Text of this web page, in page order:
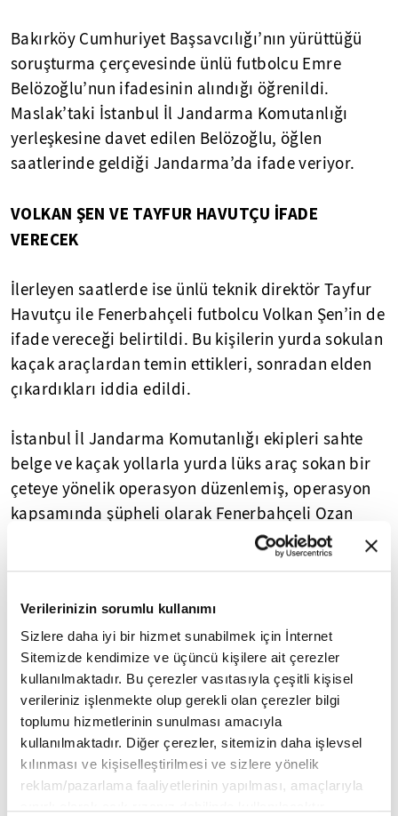
Verilerinizin sorumlu kullanımı
Sizlere daha iyi bir hizmet sunabilmek için İnternet
Sitemizde kendimize ve üçüncü kişilere ait çerezler
kullanılmaktadır. Bu çerezler vasıtasıyla çeşitli kişisel
verileriniz işlenmekte olup gerekli olan çerezler bilgi
toplumu hizmetlerinin sunulması amacıyla
kullanılmaktadır. Diğer çerezler, sitemizin daha işlevsel
kılınması ve kişiselleştirilmesi ve sizlere yönelik
reklam/pazarlama faaliyetlerinin yapılması, amaçlarıyla
Bakırköy Cumhuriyet Başsavcılığı’nın yürüttüğü
soruşturma çerçevesinde ünlü futbolcu Emre
Belözoğlu’nun ifadesinin alındığı öğrenildi.
Maslak’taki İstanbul İl Jandarma Komutanlığı
yerleşkesine davet edilen Belözoğlu, öğlen
saatlerinde geldiği Jandarma’da ifade veriyor.
VOLKAN ŞEN VE TAYFUR HAVUTÇU İFADE
VERECEK
İlerleyen saatlerde ise ünlü teknik direktör Tayfur
Havutçu ile Fenerbahçeli futbolcu Volkan Şen’in de
ifade vereceği belirtildi. Bu kişilerin yurda sokulan
kaçak araçlardan temin ettikleri, sonradan elden
çıkardıkları iddia edildi.
İstanbul İl Jandarma Komutanlığı ekipleri sahte
belge ve kaçak yollarla yurda lüks araç sokan bir
çeteye yönelik operasyon düzenlemiş, operasyon
kapsamında şüpheli olarak Fenerbahçeli Ozan
Tufan gözaltına alınmıştı. Ünlü futbolcu ifadesi
Yasal Uyarı:Yayınlanan köşe yazısı/haberin tüm hakları
Turkuvaz Medya Grubu'na aittir. Kaynak gösterilse dahi
köşe yazısı/haberin tamamı özel izin alınmadan
kullanılamaz.
Ancak alıntılanan köşe yazısı/haberin bir bölümü,
alıntılanan habere aktif link verilerek kullanılabilir.
Ayrıntılar için lütfentıklayın.